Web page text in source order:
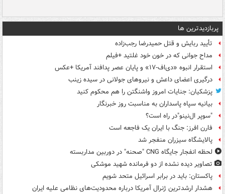
پربازدیدترین ها
تأیید ربایش و قتل حمیدرضا رجب‌زاده
مداح جوانی که در خون خود غلتید +فیلم
استقرار انبوه «دی‌اف‑۱۷» و پایان عصر پدافند آمریکا +عکس
درگیری اعضای داعش و نیروهای جولانی در سیده زینب
پزشکیان: جنایات امروز واشنگتن را هم محکوم کنید
بیانیه سپاه پاسداران به مناسبت روز خبرنگار
"سوپر ال‌نینو"در راه است؟
فارن افرز: جنگ با ایران یک فاجعه است
پالایشگاه سیزران منفجر شد
لحظه انفجار جایگاه CNG "صحنه" در دوربین مداربسته
تصاویر دیده‌ نشده از دو فرمانده شهید موشکی
پاکستان: باید در برابر اسرائیل متحد شویم
هشدار ارشدترین ژنرال آمریکا درباره محدودیت‌های نظامی علیه ایران